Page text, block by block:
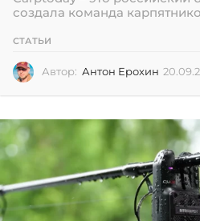
создала команда
СТАТЬИ
Автор: Антон Ерохин